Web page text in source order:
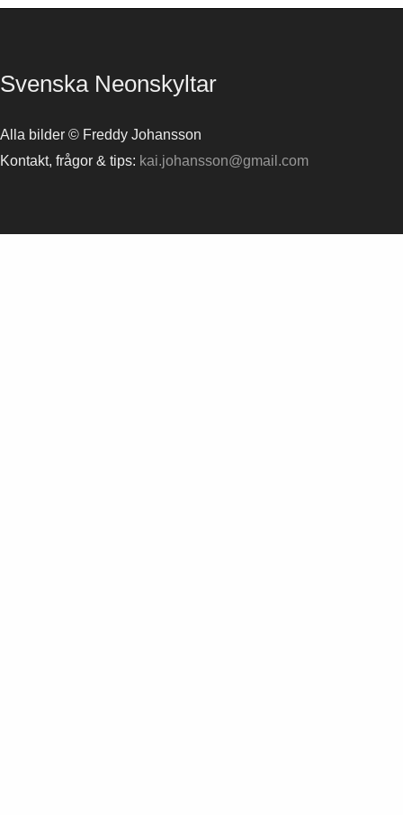
Svenska Neonskyltar
Alla bilder © Freddy Johansson
Kontakt, frågor & tips: kai.johansson@gmail.com